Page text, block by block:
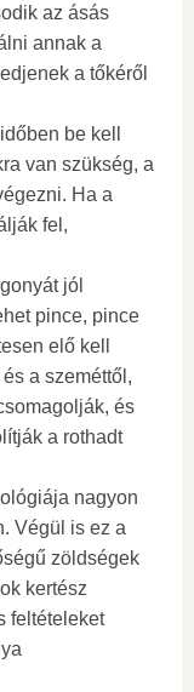
az ásás
annak a
a tőkéről
be kell
van szükség, a
Ha a
fel,
jól
pince, pince
elő kell
a szeméttől,
és
a rothadt
nagyon
Végül is ez a
zöldségek
kertész
feltételeket